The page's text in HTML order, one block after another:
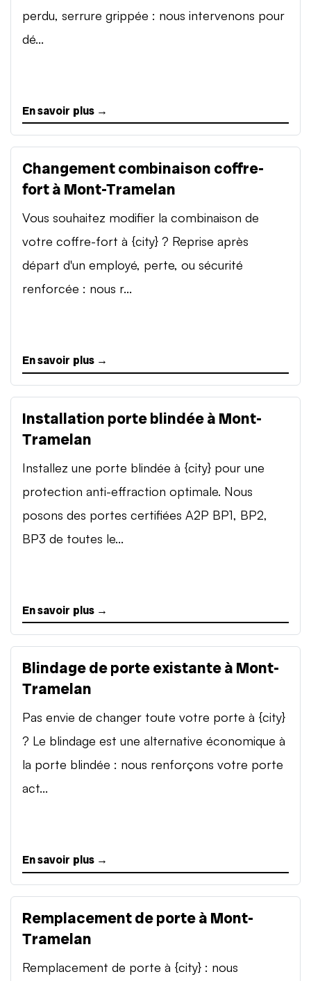
perdu, serrure grippée : nous intervenons pour
dé...
En savoir plus →
Changement combinaison coffre-
fort à Mont-Tramelan
Vous souhaitez modifier la combinaison de
votre coffre-fort à {city} ? Reprise après
départ d'un employé, perte, ou sécurité
renforcée : nous r...
En savoir plus →
Installation porte blindée à Mont-
Tramelan
Installez une porte blindée à {city} pour une
protection anti-effraction optimale. Nous
posons des portes certifiées A2P BP1, BP2,
BP3 de toutes le...
En savoir plus →
Blindage de porte existante à Mont-
Tramelan
Pas envie de changer toute votre porte à {city}
? Le blindage est une alternative économique à
la porte blindée : nous renforçons votre porte
act...
En savoir plus →
Remplacement de porte à Mont-
Tramelan
Remplacement de porte à {city} : nous